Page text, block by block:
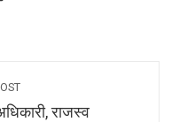
राजस्व